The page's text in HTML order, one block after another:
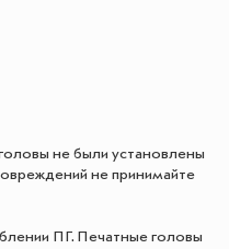
не были установлены
не принимайте
ПГ. Печатные головы